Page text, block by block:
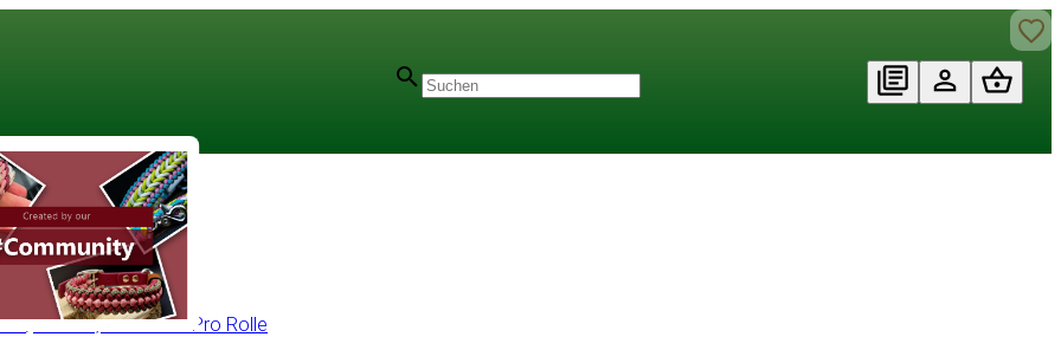
/Micro 1,2 mm 38m Pro Rolle